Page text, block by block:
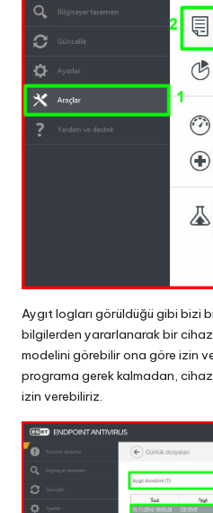
Aygıt logları görüldüğü gibi bizi
bilgilerden yararlanarak bir
modelini görebilir ona göre izin
programa gerek kalmadan,
izin verebiliriz.